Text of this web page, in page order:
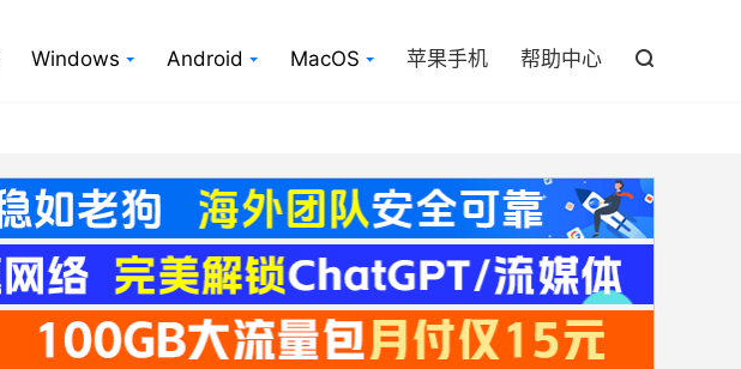
Windows Android MacOS 苹果手机 帮助中心 